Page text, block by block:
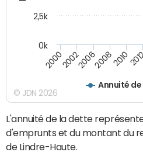
Annuité
20002002200620082010
0k
2,5k
© JDN 2026
L'annuité de la dette
d'emprunts et du montant du
de Lindre-Haute.